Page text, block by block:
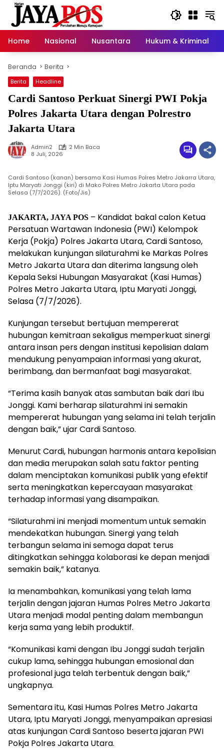
Langsung
konten
Home
Nasional Nusantara Hukum & Kriminal
Beranda Berita
Berita Headline
Cardi Santoso Perkuat Sinergi PWI Pokja
Polres Jakarta Utara dengan Polrestro
Jakarta Utara
Admin2
2 Min Baca
8 Juli, 2026
Cardi Santoso (kanan) bersama Kasi Humas Polres Metro Jakarra Utara,
Iptu Maryati Jonggi (kiri) di Mako Polres Metro Jakarta Utara pada
Selasa (7/7/2026). (Foto/Jis)
JAKARTA, JAYA POS – Kandidat bakal calon Ketua
Persatuan Wartawan Indonesia (PWI) Kelompok
Kerja (Pokja) Polres Jakarta Utara, Cardi Santoso,
melakukan kunjungan silaturahmi ke Markas Polres
Metro Jakarta Utara dan diterima langsung oleh
Kepala Seksi Hubungan Masyarakat (Kasi Humas)
Polres Metro Jakarta Utara, Iptu Maryati Jonggi,
Selasa (7/7/2026).
Kunjungan tersebut bertujuan mempererat
hubungan kemitraan sekaligus memperkuat sinergi
antara insan pers dengan institusi kepolisian dalam
mendukung penyampaian informasi yang akurat,
berimbang, dan bermanfaat bagi masyarakat.
“Terima kasih banyak atas sambutan baik dari Ibu
Jonggi. Kami berharap silaturahmi ini semakin
mempererat hubungan yang selama ini telah terjalin
dengan baik,” ujar Cardi Santoso.
Menurut Cardi, hubungan harmonis antara kepolisian
dan media merupakan salah satu faktor penting
dalam menciptakan komunikasi publik yang efektif
serta meningkatkan kepercayaan masyarakat
terhadap informasi yang disampaikan.
“Silaturahmi ini menjadi momentum untuk semakin
mendekatkan hubungan. Sinergi yang telah
terbangun selama ini semoga dapat terus
ditingkatkan sehingga kolaborasi ke depan menjadi
semakin baik,” katanya.
Ia menambahkan, komunikasi yang telah lama
terjalin dengan jajaran Humas Polres Metro Jakarta
Utara menjadi modal penting dalam membangun
kerja sama yang lebih produktif.
“Komunikasi kami dengan Ibu Jonggi sudah terjalin
cukup lama, sehingga hubungan emosional dan
profesional juga telah terbentuk dengan baik,”
ungkapnya.
Sementara itu, Kasi Humas Polres Metro Jakarta
Utara, Iptu Maryati Jonggi, menyampaikan apresiasi
atas kunjungan Cardi Santoso beserta jajaran PWI
Pokja Polres Jakarta Utara.